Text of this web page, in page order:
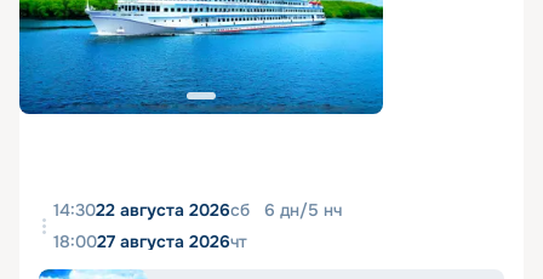
14:3022 августа 2026сб 6 дн/5 нч
18:0027 августа 2026чт